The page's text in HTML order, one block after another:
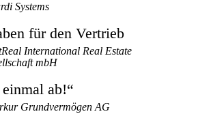
Systems
für den Vertrieb
International Real Estate
mbH
ab!“
Grundvermögen AG